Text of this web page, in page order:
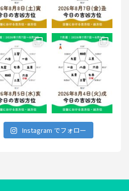
Instagram でフォロー